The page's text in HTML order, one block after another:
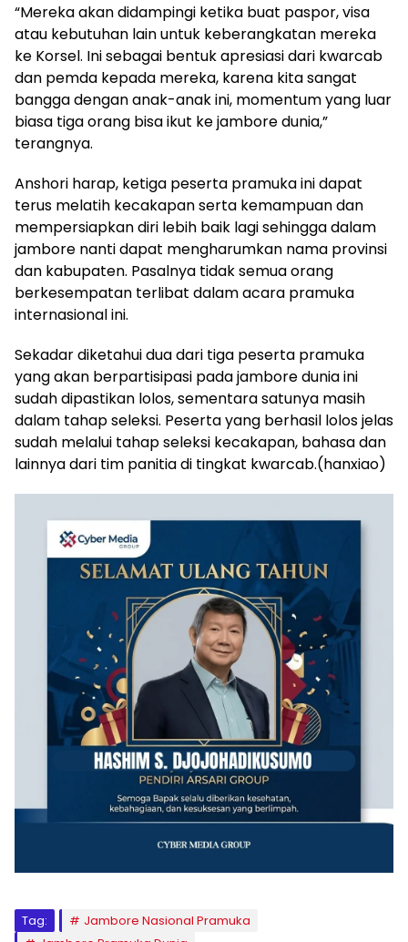
“Mereka akan didampingi ketika buat paspor, visa
atau kebutuhan lain untuk keberangkatan mereka
ke Korsel. Ini sebagai bentuk apresiasi dari kwarcab
dan pemda kepada mereka, karena kita sangat
bangga dengan anak-anak ini, momentum yang luar
biasa tiga orang bisa ikut ke jambore dunia,”
terangnya.
Anshori harap, ketiga peserta pramuka ini dapat
terus melatih kecakapan serta kemampuan dan
mempersiapkan diri lebih baik lagi sehingga dalam
jambore nanti dapat mengharumkan nama provinsi
dan kabupaten. Pasalnya tidak semua orang
berkesempatan terlibat dalam acara pramuka
internasional ini.
Sekadar diketahui dua dari tiga peserta pramuka
yang akan berpartisipasi pada jambore dunia ini
sudah dipastikan lolos, sementara satunya masih
dalam tahap seleksi. Peserta yang berhasil lolos jelas
sudah melalui tahap seleksi kecakapan, bahasa dan
lainnya dari tim panitia di tingkat kwarcab.(hanxiao)
Tag:
Jambore Nasional Pramuka